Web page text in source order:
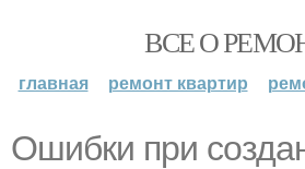
ВСЕ О
главная ремонт квартир
Ошибки при